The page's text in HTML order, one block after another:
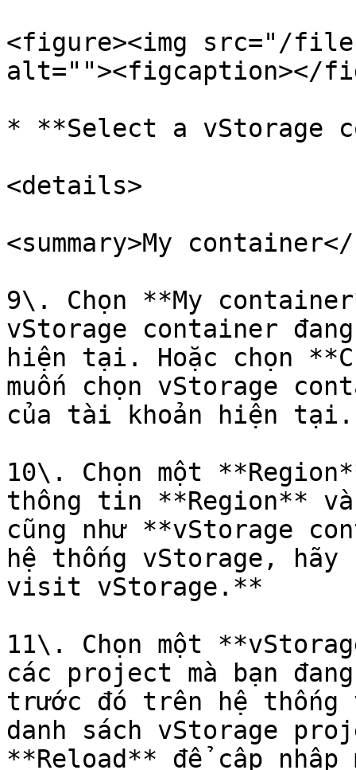
<figure><img src="/files/
alt=""><figcaption></
* **Select a vStorage
<details>
<summary>My container</
9\. Chọn **My
vStorage container
hiện tại. Hoặc chọn
muốn chọn vStorage
của tài khoản hiện tại.
10\. Chọn một
thông tin **Region**
cũng như **vStorage
hệ thống vStorage,
visit vStorage.**
11\. Chọn một
các project mà bạn
trước đó trên hệ thống
danh sách vStorage
**Reload** để cập